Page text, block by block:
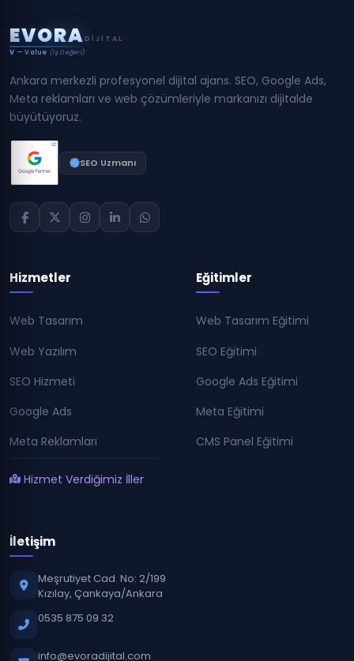
EVORA DIJITAL
V — Value (İş Değeri)
Ankara merkezli profesyonel dijital ajans. SEO, Google Ads,
Meta reklamları ve web çözümleriyle markanızı dijitalde
büyütüyoruz.
SEO Uzmanı
Hizmetler
Web Tasarım
Web Yazılım
SEO Hizmeti
Google Ads
Meta Reklamları
Hizmet Verdiğimiz İller
Eğitimler
Web Tasarım Eğitimi
SEO Eğitimi
Google Ads Eğitimi
Meta Eğitimi
CMS Panel Eğitimi
İletişim
Meşrutiyet Cad. No: 2/199
Kızılay, Çankaya/Ankara
0535 875 09 32
info@evoradijital.com